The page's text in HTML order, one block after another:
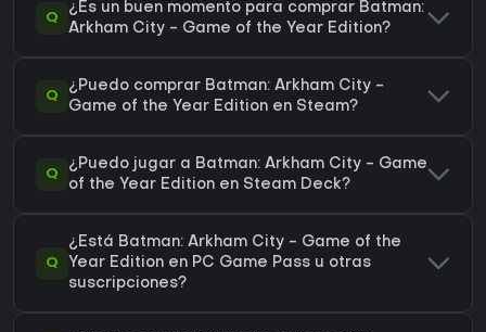
Q
¿Es un buen momento para comprar Batman:
Arkham City - Game of the Year Edition?
Q
¿Puedo comprar Batman: Arkham City -
Game of the Year Edition en Steam?
Q
¿Puedo jugar a Batman: Arkham City - Game
of the Year Edition en Steam Deck?
Q
¿Está Batman: Arkham City - Game of the
Year Edition en PC Game Pass u otras
suscripciones?